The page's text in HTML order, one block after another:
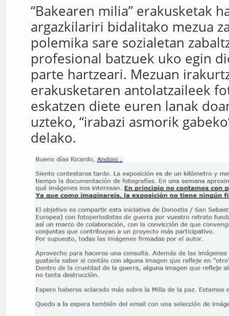
“Bakearen milia” erakusketak
argazkilariri bidalitako mezua
polemika sare sozialetan
profesional batzuek uko egin
parte hartzeari. Mezuan
erakusketaren antolatzaileek
eskatzen diete euren lanak
uzteko, “irabazi asmorik
delako.